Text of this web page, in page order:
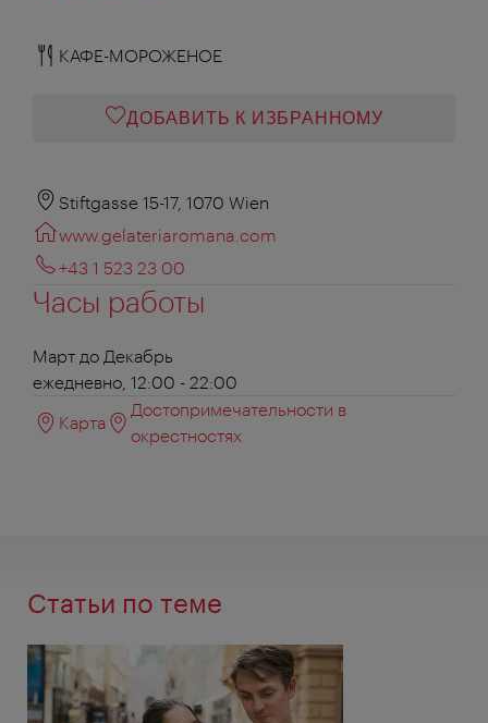
КАФЕ-МОРОЖЕНОЕ
ДОБАВИТЬ К ИЗБРАННОМУ
Stiftgasse 15-17, 1070 Wien
www.gelateriaromana.com
+43 1 523 23 00
Часы работы
Март до Декабрь
ежедневно, 12:00 - 22:00
Карта
Достопримечательности в
окрестностях
Статьи по теме